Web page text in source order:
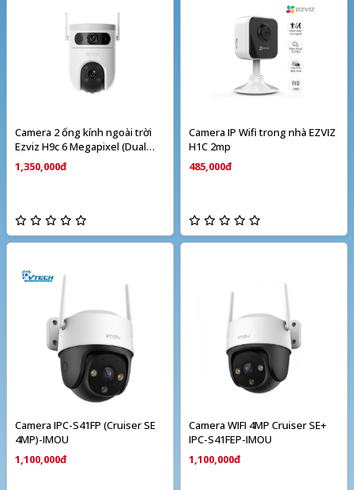
Camera 2 ống kính ngoài trời
Ezviz H9c 6 Megapixel (Dual
camera)
1,350,000đ
Camera IP Wifi trong nhà EZVIZ
H1C 2mp
485,000đ
Camera IPC-S41FP (Cruiser SE
4MP)-IMOU
1,100,000đ
Camera WIFI 4MP Cruiser SE+
IPC-S41FEP-IMOU
1,100,000đ